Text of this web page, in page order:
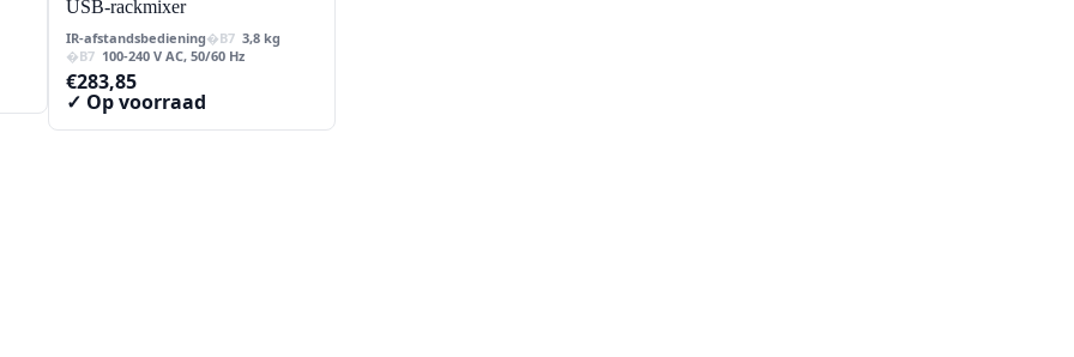
USB-rackmixer
IR-afstandsbediening
3,8 kg
100-240 V AC, 50/60 Hz
€283,85
✓ Op voorraad